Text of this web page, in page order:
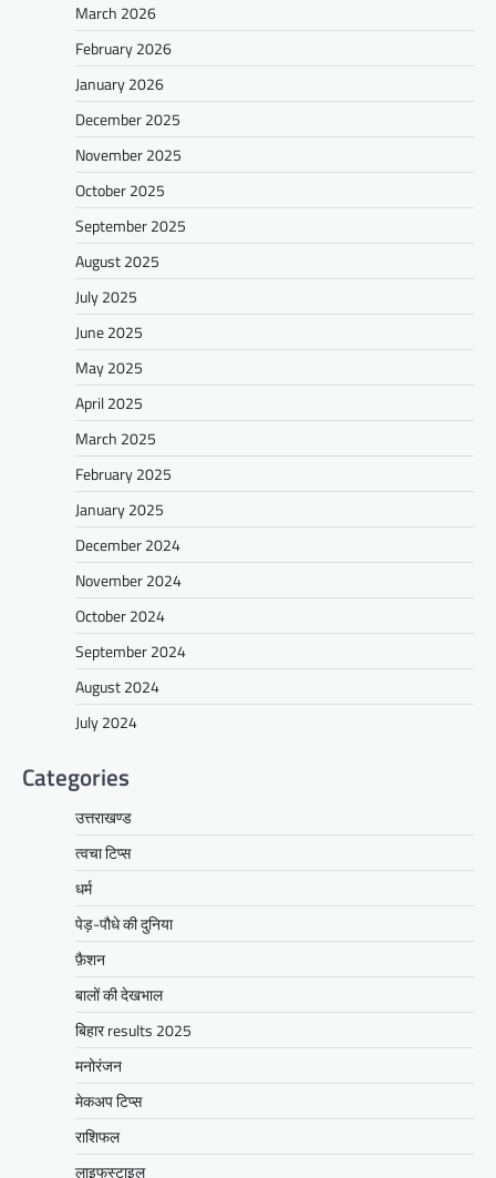
March 2026
February 2026
January 2026
December 2025
November 2025
October 2025
September 2025
August 2025
July 2025
June 2025
May 2025
April 2025
March 2025
February 2025
January 2025
December 2024
November 2024
October 2024
September 2024
August 2024
July 2024
Categories
उत्तराखण्ड
त्वचा टिप्स
धर्म
पेड़-पौधे की दुनिया
फ़ैशन
बालों की देखभाल
बिहार results 2025
मनोरंजन
मेकअप टिप्स
राशिफल
लाइफस्टाइल